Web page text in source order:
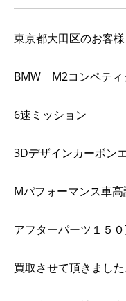
東京都大田区のお客様
BMW M2コンペティ
6速ミッション
3Dデザインカーボン
Mパフォーマンス車高
アフターパーツ１５
買取させて頂きました